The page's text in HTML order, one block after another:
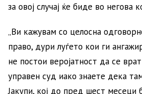
за овој случај ќе биде во негова
„Ви кажувам со целосна
право, дури луѓето кои ги
не постои веројатност да се
управен суд иако знаете дека
Јакупи, кој до пред шест